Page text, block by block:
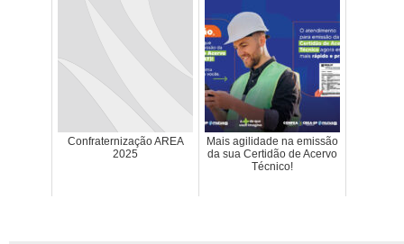
Confraternização AREA
2025
Mais agilidade na emissão
da sua Certidão de Acervo
Técnico!